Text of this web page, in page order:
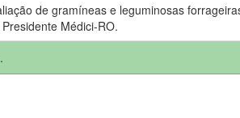
de gramíneas e leguminosas
Médici-RO.